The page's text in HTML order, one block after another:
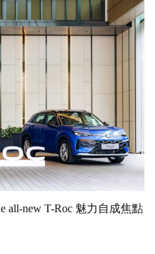
all-new T-Roc 魅力自成焦點